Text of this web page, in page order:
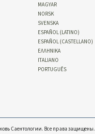
MAGYAR
NORSK
SVENSKA
ESPAÑOL (LATINO)
ESPAÑOL (CASTELLANO)
ΕΛΛΗΝΙΚA
ITALIANO
PORTUGUÊS
Саентологии. Все права защищены.